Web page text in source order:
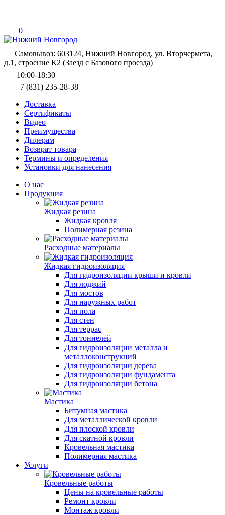
0
Самовывоз: 603124, Нижний Новгород, ул. Вторчермета,
д.1, строение К2 (Заезд с Базового проезда)
10:00-18:30
+7 (831) 235-28-38
Доставка
Сертификаты
Видео
Преимущества
Дилерам
Возврат товара
Термины и определения
Установки для нанесения
О нас
Продукция
Жидкая резина
Жидкая кровля
Полимерная резина
Расходные материалы
Жидкая гидроизоляция
Для гидроизоляции крыши и кровли
Для лоджий
Для мостов
Для наружных работ
Для пола
Для стен
Для террас
Для тоннелей
Для гидроизоляции металла и
металлоконструкций
Для гидроизоляции дерева
Для гидроизоляции фундамента
Для гидроизоляции бетона
Мастика
Битумная мастика
Для металлической кровли
Для плоской кровли
Для скатной кровли
Кровельная мастика
Полимерная мастика
Услуги
Кровельные работы
Цены на кровельные работы
Ремонт кровли
Монтаж кровли